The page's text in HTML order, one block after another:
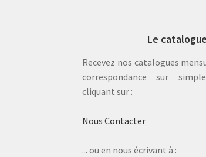
Le catalogue
Recevez nos catalogues
correspondance sur
cliquant sur :
Nous Contacter
... ou en nous écrivant à :